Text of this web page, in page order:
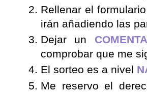
Rellenar el
irán añadiendo las
Dejar un
comprobar que me
El sorteo es a nivel
Me reservo el